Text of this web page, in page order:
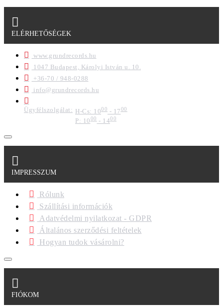
ELÉRHETŐSÉGEK
www.grundrecords.hu
1047 Budapest, Károlyi István u. 10.
+36-70 / 948-0288
info@grundrecords.hu
Ügyfélszolgálat: H-Cs: 1000 - 1700
P: 1000- 1400
IMPRESSZUM
Rólunk
Szállítási információk
Adatvédelmi nyilatkozat - GDPR
Általános szerződési feltételek
Hogyan tudok vásárolni?
FIÓKOM